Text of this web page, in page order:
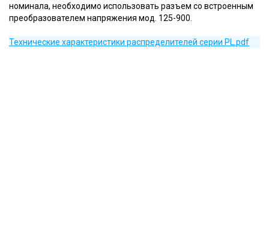
номинала, необходимо использовать разъем со встроенным
преобразователем напряжения мод. 125-900.
Технические характеристики распределителей серии PL.pdf